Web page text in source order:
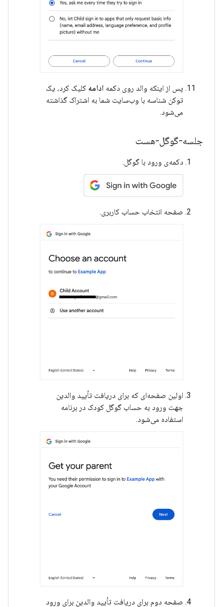
پس از اینکه والد روی دکمه ادامه کلیک کرد، یک
توکن شناسه با وب‌سایت شما به اشتراک گذاشته
می‌شود.
جلسه-گوگل-هست
دکمه‌ی ورود با گوگل.
صفحه انتخاب حساب کاربری.
اولین صفحه‌ای که برای دریافت تأیید والدین
جهت ورود به حساب گوگل کودک در برنامه
استفاده می‌شود.
صفحه دوم برای دریافت تأیید والدین برای ورود